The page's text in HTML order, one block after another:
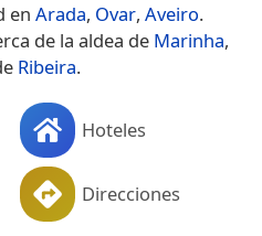
en Arada, Ovar, Aveiro.
de la aldea de Marinha,
Ribeira.
Hoteles
Direcciones